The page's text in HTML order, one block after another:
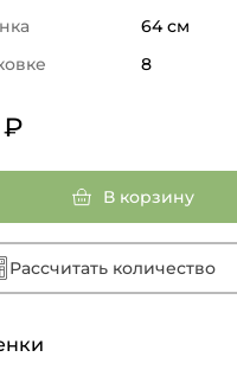
64 см
8
₽
В корзину
Рассчитать количество